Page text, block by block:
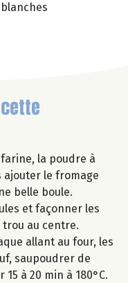
la poudre à
ajouter le fromage
belle boule.
et façonner les
trou au centre.
allant au four, les
saupoudrer de
à 20 min à 180°C.